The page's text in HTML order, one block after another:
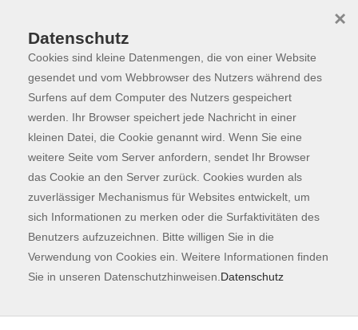
Skip to main content
Programm
Der Kurs konnte nicht gefunden werden.
Kontaktformular
Impressum
AGB
Datenschutzerklärung
Datenschutz
Cookies sind kleine Datenmengen, die von einer Website
gesendet und vom Webbrowser des Nutzers während des
Surfens auf dem Computer des Nutzers gespeichert
werden. Ihr Browser speichert jede Nachricht in einer
kleinen Datei, die Cookie genannt wird. Wenn Sie eine
weitere Seite vom Server anfordern, sendet Ihr Browser
das Cookie an den Server zurück. Cookies wurden als
zuverlässiger Mechanismus für Websites entwickelt, um
sich Informationen zu merken oder die Surfaktivitäten des
Benutzers aufzuzeichnen. Bitte willigen Sie in die
Verwendung von Cookies ein. Weitere Informationen finden
Sie in unseren Datenschutzhinweisen. Datenschutz
×